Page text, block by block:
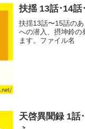
扶揺 13話･14
扶揺13話〜15話の
への潜入、摂坤鈴の
ます。ファイル名
天啓異聞録 1話